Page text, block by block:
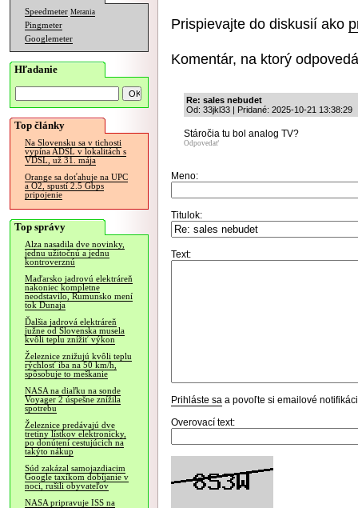
Speedmeter Merania
Pingmeter
Googlemeter
Hľadanie
Top články
Na Slovensku sa v tichosti
vypína ADSL v lokalitách s
VDSL, už 31. mája
Orange sa doťahuje na UPC
a O2, spustí 2.5 Gbps
pripojenie
Top správy
Alza nasadila dve novinky,
jednu užitočnú a jednu
kontroverznú
Maďarsko jadrovú elektráreň
nakoniec kompletne
neodstavilo, Rumunsko mení
tok Dunaja
Ďalšia jadrová elektráreň
južne od Slovenska musela
kvôli teplu znížiť výkon
Železnice znižujú kvôli teplu
rýchlosť iba na 50 km/h,
spôsobuje to meškanie
NASA na diaľku na sonde
Voyager 2 úspešne znížila
spotrebu
Železnice predávajú dve
tretiny lístkov elektronicky,
po donútení cestujúcich na
takýto nákup
Súd zakázal samojazdiacim
Google taxíkom dobíjanie v
noci, rušili obyvateľov
NASA pripravuje ISS na
Prispievajte do diskusií ako
Komentár, na ktorý
Re: sales nebudet
Od: 33jkl33 | Pridané: 2025-10-21 13:38:29
Stáročia tu bol analog TV?
Odpovedať
Meno:
Titulok:
Text:
Prihláste sa a povoľte si emailové
Overovací text: